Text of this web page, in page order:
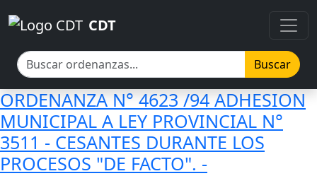
CDT
Buscar
ORDENANZA N° 4623 /94 ADHESION
MUNICIPAL A LEY PROVINCIAL N°
3511 - CESANTES DURANTE LOS
PROCESOS "DE FACTO". -